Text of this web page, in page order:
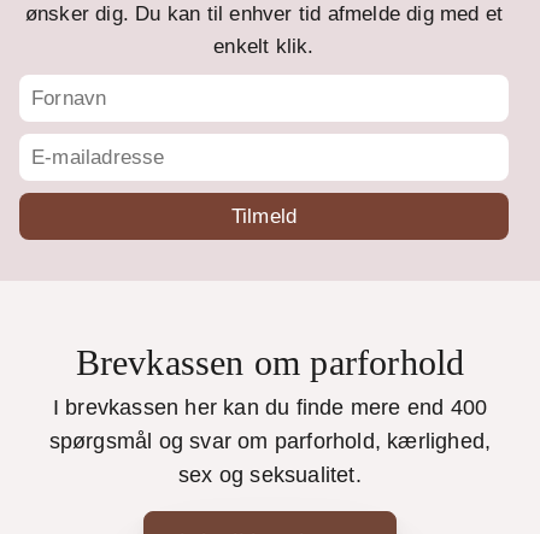
ønsker dig. Du kan til enhver tid afmelde dig med et
enkelt klik.
Brevkassen om parforhold
I brevkassen her kan du finde mere end 400
spørgsmål og svar om parforhold, kærlighed,
sex og seksualitet.